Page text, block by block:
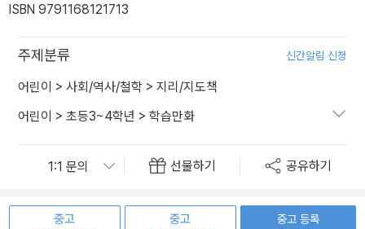
ISBN 9791168121713
주제분류 신간알림 신청
어린이 > 사회/역사/철학 > 지리/지도책
어린이 > 초등3~4학년 > 학습만화
선물하기 공유하기
중고
중고
중고 등록